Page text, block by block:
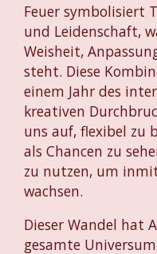
Feuer symbolisiert
und Leidenschaft,
Weisheit,
steht. Diese
einem Jahr des
kreativen
uns auf, flexibel zu
als Chancen zu
zu nutzen, um
wachsen.
Dieser Wandel hat
gesamte